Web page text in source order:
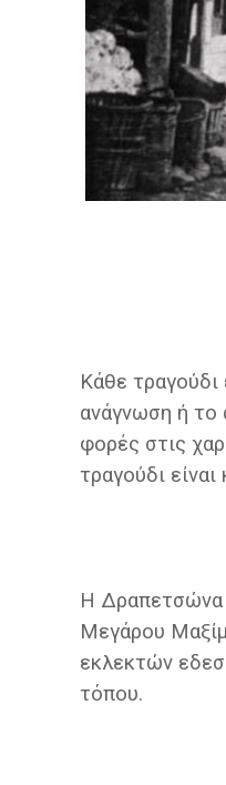
Κάθε τραγούδι
ανάγνωση ή το
φορές στις
τραγούδι
Η Δραπετσώνα
Μεγάρου
εκλεκτών
τόπου.